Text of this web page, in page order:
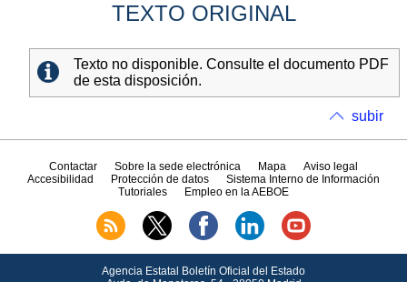
TEXTO ORIGINAL
Texto no disponible. Consulte el documento PDF
de esta disposición.
subir
Contactar Sobre la sede electrónica Mapa
Aviso legal
Accesibilidad
Protección de datos
Sistema Interno de Información
Tutoriales
Empleo en la AEBOE
Agencia Estatal Boletín Oficial del Estado